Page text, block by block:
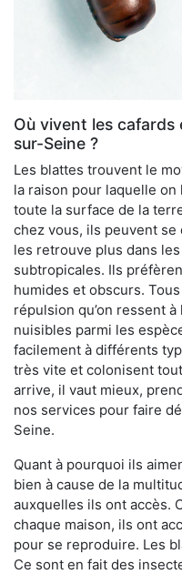
Où vivent les
sur-Seine ?
Les blattes trouvent le
la raison pour laquelle
toute la surface de la
chez vous, ils peuvent
les retrouve plus dans
subtropicales. Ils
humides et obscurs.
répulsion qu’on ressent
nuisibles parmi les
facilement à différents
très vite et colonisent
arrive, il vaut mieux,
nos services pour faire
Seine.
Quant à pourquoi ils
bien à cause de la
auxquelles ils ont accès.
chaque maison, ils ont
pour se reproduire. Les
Ce sont en fait des